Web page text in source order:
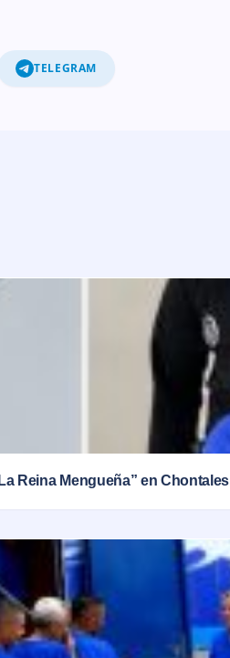
TELEGRAM
Reina Mengueña” en Chontales